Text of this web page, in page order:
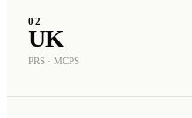
02
UK
PRS · MCPS